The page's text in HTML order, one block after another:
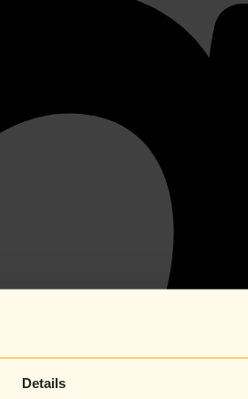
Details